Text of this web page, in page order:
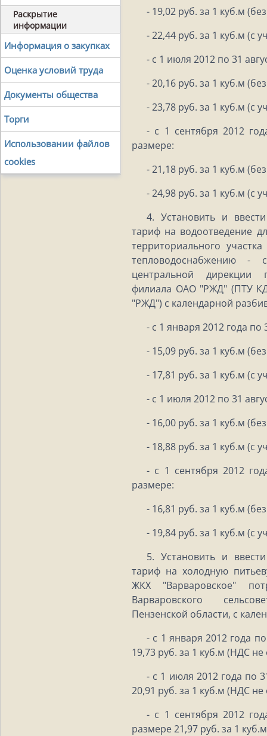
Раскрытие
информации
Информация о закупках
Оценка условий труда
Документы общества
Торги
Использовании файлов
cookies
- 19,02 руб. за 1 куб.м
- 22,44 руб. за 1 куб.м (с
- с 1 июля 2012 по 31
- 20,16 руб. за 1 куб.м
- 23,78 руб. за 1 куб.м (с
- с 1 сентября 2012
размере:
- 21,18 руб. за 1 куб.м
- 24,98 руб. за 1 куб.м (с
4. Установить и
тариф на водоотведение
территориального
тепловодоснабжению -
центральной дирекции
филиала ОАО "РЖД" (ПТУ
"РЖД") с календарной
- с 1 января 2012 года
- 15,09 руб. за 1 куб.м
- 17,81 руб. за 1 куб.м (с
- с 1 июля 2012 по 31
- 16,00 руб. за 1 куб.м
- 18,88 руб. за 1 куб.м (с
- с 1 сентября 2012
размере:
- 16,81 руб. за 1 куб.м
- 19,84 руб. за 1 куб.м (с
5. Установить и
тариф на холодную
ЖКХ "Варваровское"
Варваровского
Пензенской области, с
- с 1 января 2012 года
19,73 руб. за 1 куб.м (НДС не
- с 1 июля 2012 года по
20,91 руб. за 1 куб.м (НДС не
- с 1 сентября 2012
размере 21,97 руб. за 1